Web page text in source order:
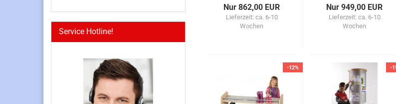
Nur 862,00 EUR
Lieferzeit: ca. 6-10
Wochen
Nur 949,00 EUR
Lieferzeit: ca. 6-10
Wochen
-12% -
Service Hotline!